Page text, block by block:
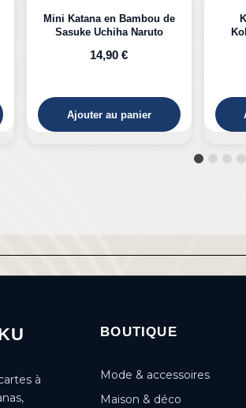
Katana en Bambou
Kokushibou Tsugikuni
29,90 € 24,50 €
Ajouter au panier
à
BOUTIQUE
Mode & accessoires
Maison & déco